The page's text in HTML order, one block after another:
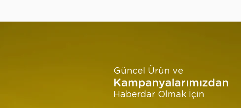
Güncel Ürün ve
Kampanyalarımızdan
Haberdar Olmak İçin